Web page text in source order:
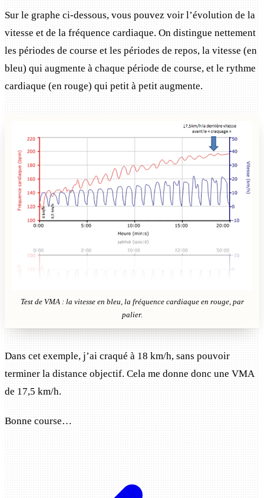
Sur le graphe ci-dessous, vous pouvez voir l’évolution de la
vitesse et de la fréquence cardiaque. On distingue nettement
les périodes de course et les périodes de repos, la vitesse (en
bleu) qui augmente à chaque période de course, et le rythme
cardiaque (en rouge) qui petit à petit augmente.
Test de VMA : la vitesse en bleu, la fréquence cardiaque en rouge, par
palier.
Dans cet exemple, j’ai craqué à 18 km/h, sans pouvoir
terminer la distance objectif. Cela me donne donc une VMA
de 17,5 km/h.
Bonne course…